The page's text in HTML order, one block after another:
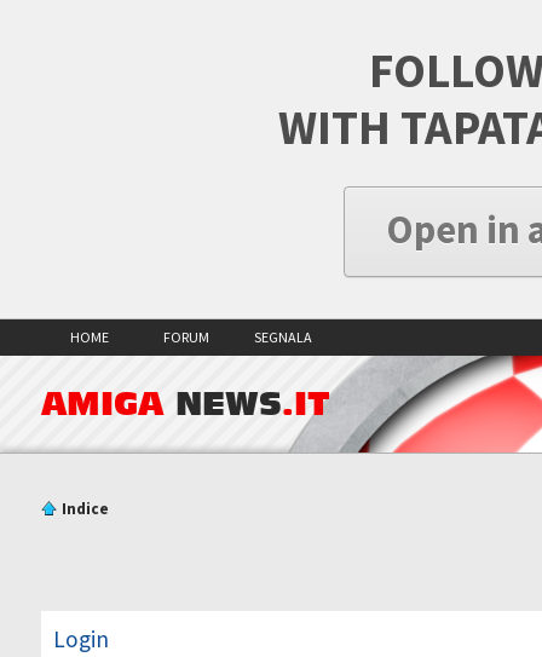
WITH
Open in
HOME FORUM SEGNALA
AMIGA NEWS.IT
Indice
Login